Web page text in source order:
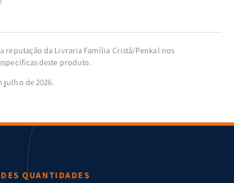
reputação da Livraria Família Cristã/Penkal nos
deste produto.
julho de 2026.
QUANTIDADES